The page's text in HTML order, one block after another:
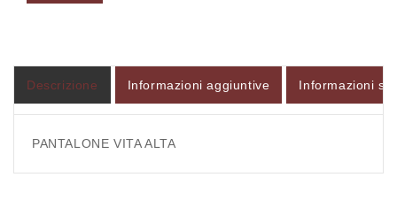
Descrizione Informazioni aggiuntive Informazioni
PANTALONE VITA ALTA